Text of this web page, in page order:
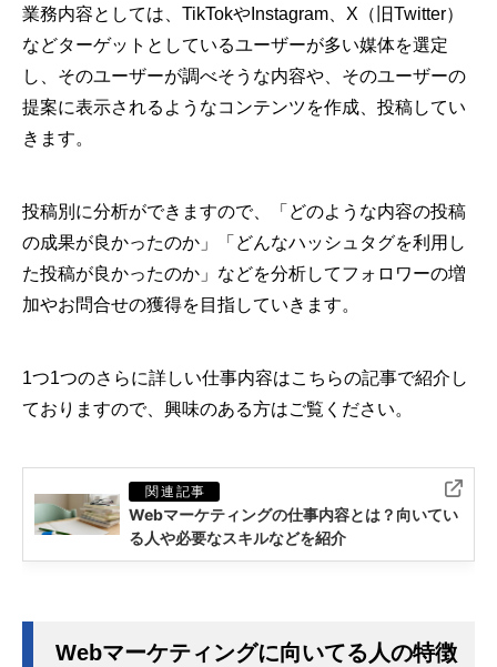
業務内容としては、TikTokやInstagram、X（旧Twitter）
などターゲットとしているユーザーが多い媒体を選定
し、そのユーザーが調べそうな内容や、そのユーザーの
提案に表示されるようなコンテンツを作成、投稿してい
きます。
投稿別に分析ができますので、「どのような内容の投稿
の成果が良かったのか」「どんなハッシュタグを利用し
た投稿が良かったのか」などを分析してフォロワーの増
加やお問合せの獲得を目指していきます。
1つ1つのさらに詳しい仕事内容はこちらの記事で紹介し
ておりますので、興味のある方はご覧ください。
Webマーケティングに向いてる人の特徴